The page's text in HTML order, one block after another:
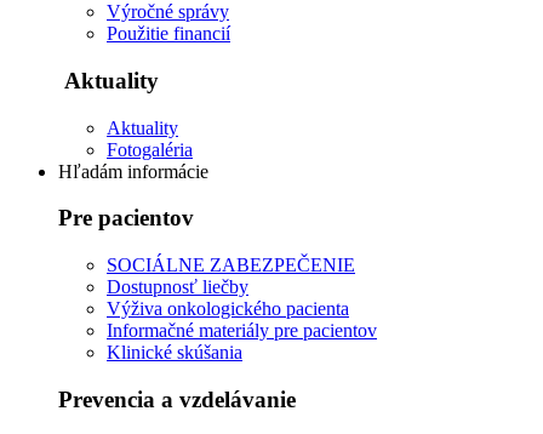
Výročné správy
Použitie financií
Aktuality
Aktuality
Fotogaléria
Hľadám informácie
Pre pacientov
SOCIÁLNE ZABEZPEČENIE
Dostupnosť liečby
Výživa onkologického pacienta
Informačné materiály pre pacientov
Klinické skúšania
Prevencia a vzdelávanie